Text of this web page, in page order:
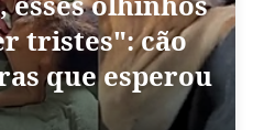
tristes": cão
que esperou